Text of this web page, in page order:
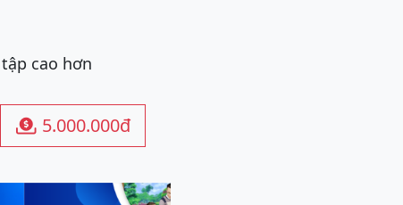
cao hơn
 5.000.000đ